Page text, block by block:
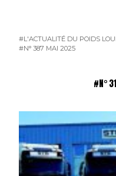
#L'ACTUALITÉ DU POIDS
#N° 387 MAI 2025
#N°